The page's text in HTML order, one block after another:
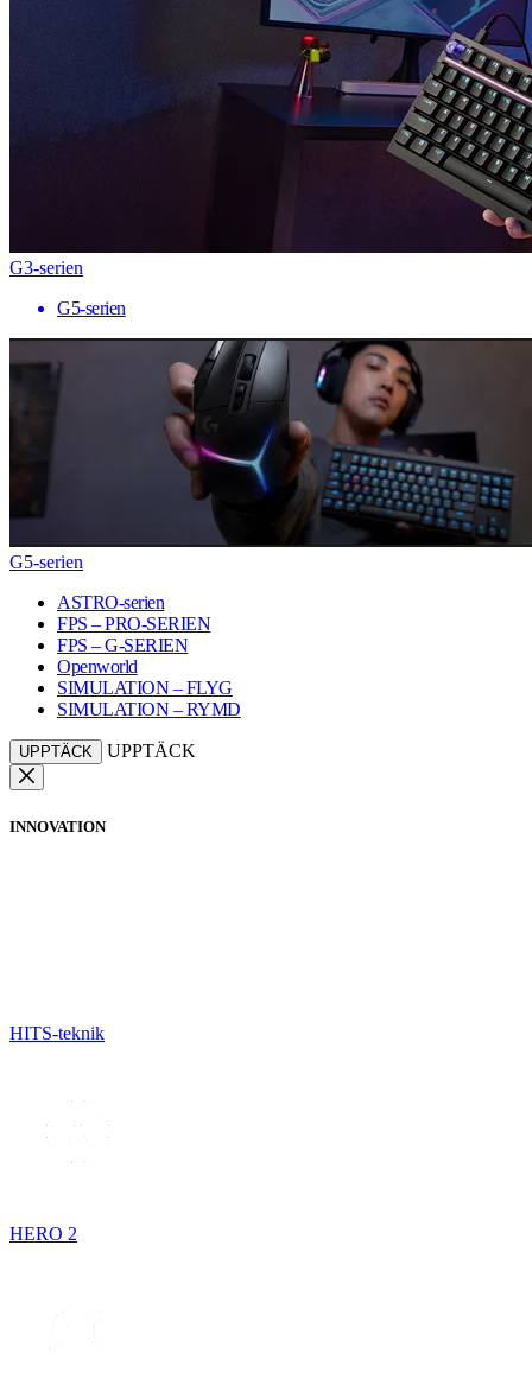
G3-serien
G5-serien
G5-serien
ASTRO-serien
FPS – PRO-SERIEN
FPS – G-SERIEN
Openworld
SIMULATION – FLYG
SIMULATION – RYMD
UPPTÄCK UPPTÄCK
INNOVATION
HITS-teknik
HERO 2